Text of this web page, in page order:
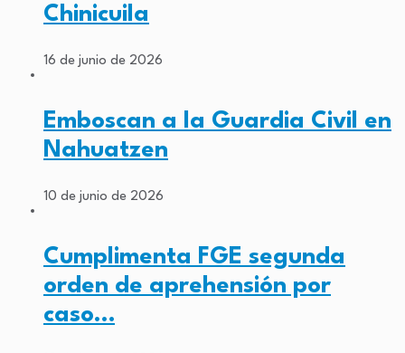
Chinicuila
16 de junio de 2026
Emboscan a la Guardia Civil en
Nahuatzen
10 de junio de 2026
Cumplimenta FGE segunda
orden de aprehensión por
caso…